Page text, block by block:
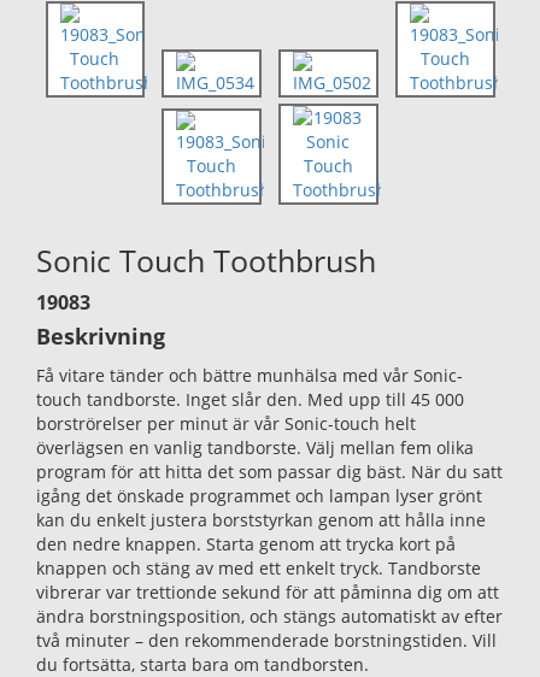
Sonic Touch Toothbrush
19083
Beskrivning
Få vitare tänder och bättre munhälsa med vår Sonic-
touch tandborste. Inget slår den. Med upp till 45 000
borströrelser per minut är vår Sonic-touch helt
överlägsen en vanlig tandborste. Välj mellan fem olika
program för att hitta det som passar dig bäst. När du satt
igång det önskade programmet och lampan lyser grönt
kan du enkelt justera borststyrkan genom att hålla inne
den nedre knappen. Starta genom att trycka kort på
knappen och stäng av med ett enkelt tryck. Tandborste
vibrerar var trettionde sekund för att påminna dig om att
ändra borstningsposition, och stängs automatiskt av efter
två minuter – den rekommenderade borstningstiden. Vill
du fortsätta, starta bara om tandborsten.